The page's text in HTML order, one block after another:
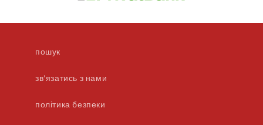
пошук
зв'язатись з нами
політика безпеки